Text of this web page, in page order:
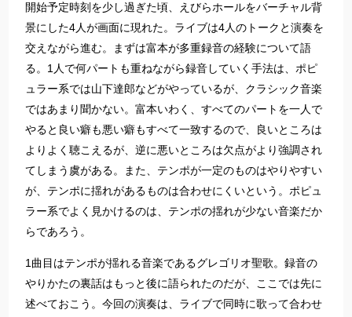
開始予定時刻を少し過ぎた頃、えびらホールをバーチャル背
景にした4人が画面に現れた。ライブは4人のトークと演奏を
交えながら進む。まずは富本が多重録音の経験について語
る。1人で何パートも重ねながら録音していく手法は、ポピ
ュラー系では山下達郎などがやっているが、クラシック音楽
ではあまり聞かない。富本いわく、すべてのパートを一人で
やると良い癖も悪い癖もすべて一致するので、良いところは
よりよく聴こえるが、逆に悪いところは欠点がより強調され
てしまう虞がある。また、テンポが一定のものはやりやすい
が、テンポに揺れがあるものは合わせにくいという。ポピュ
ラー系でよく見かけるのは、テンポの揺れが少ない音楽だか
らであろう。
1曲目はテンポが揺れる音楽であるグレゴリオ聖歌。録音の
やりかたの裏話はもっと後に語られたのだが、ここでは先に
述べておこう。今回の演奏は、ライブで同時に歌って合わせ